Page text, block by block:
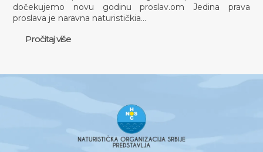
dočekujemo novu godinu proslav.om Jedina prava
proslava je naravna naturističkia…
Pročitaj više